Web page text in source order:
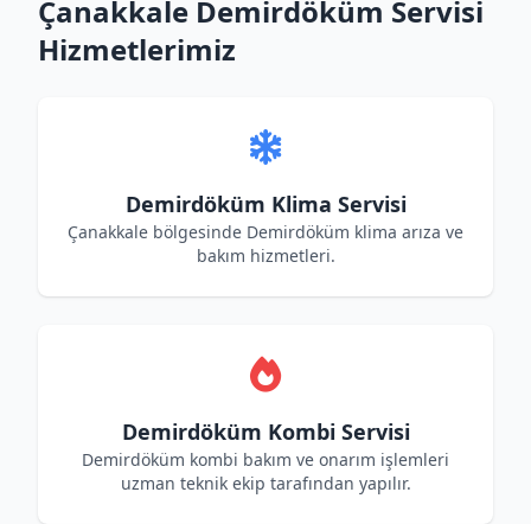
Çanakkale Demirdöküm Servisi
Hizmetlerimiz
Demirdöküm Klima Servisi
Çanakkale bölgesinde Demirdöküm klima arıza ve
bakım hizmetleri.
Demirdöküm Kombi Servisi
Demirdöküm kombi bakım ve onarım işlemleri
uzman teknik ekip tarafından yapılır.